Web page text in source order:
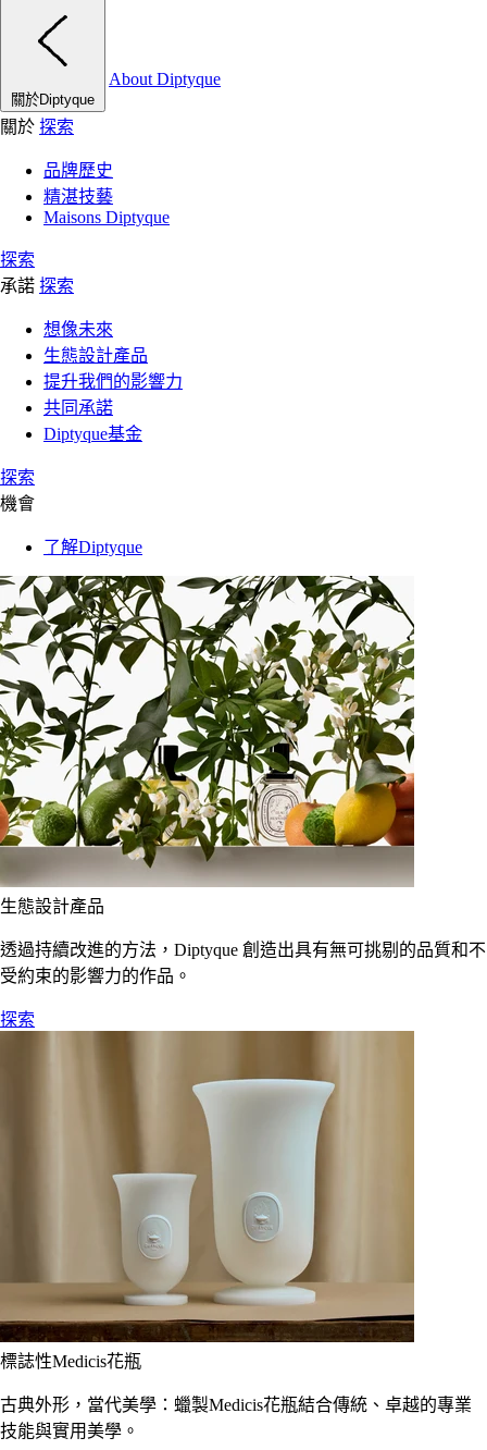
關於Diptyque
About Diptyque
關於 探索
品牌歷史
精湛技藝
Maisons Diptyque
探索
承諾 探索
想像未來
生態設計產品
提升我們的影響力
共同承諾
Diptyque基金
探索
機會
了解Diptyque
生態設計產品
透過持續改進的方法，Diptyque 創造出具有無可挑剔的品質和不
受約束的影響力的作品。
探索
標誌性Medicis花瓶
古典外形，當代美學：蠟製Medicis花瓶結合傳統、卓越的專業
技能與實用美學。